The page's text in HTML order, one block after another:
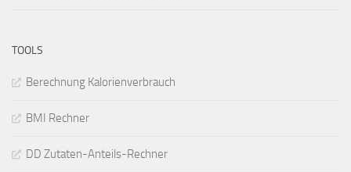
TOOLS
Berechnung Kalorienverbrauch
BMI Rechner
DD Zutaten-Anteils-Rechner